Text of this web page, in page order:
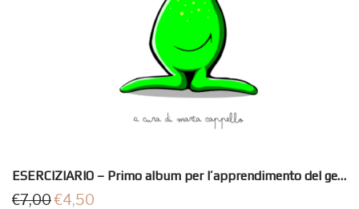
ESERCIZIARIO – Primo album per l’apprendimento del gesto grafico
€7,00€4,50